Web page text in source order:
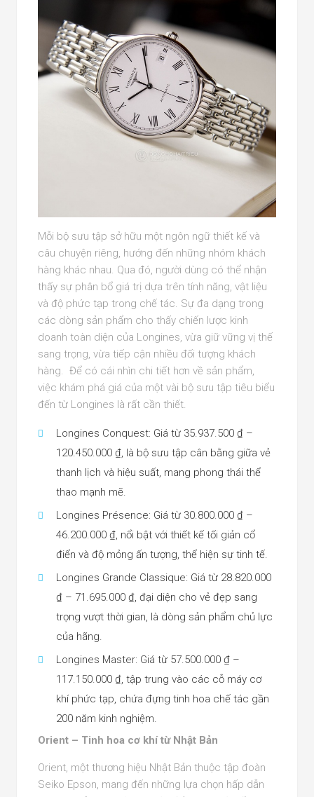
Mỗi bộ sưu tập sở hữu một ngôn ngữ thiết kế và
câu chuyện riêng, hướng đến những nhóm khách
hàng khác nhau. Qua đó, người dùng có thể nhận
thấy sự phân bổ giá trị dựa trên tính năng, vật liệu
và độ phức tạp trong chế tác. Sự đa dạng trong
các dòng sản phẩm cho thấy chiến lược kinh
doanh toàn diện của Longines, vừa giữ vững vị thế
sang trọng, vừa tiếp cận nhiều đối tượng khách
hàng. Để có cái nhìn chi tiết hơn về sản phẩm,
việc khám phá giá của một vài bộ sưu tập tiêu biểu
đến từ Longines là rất cần thiết.
Longines Conquest: Giá từ 35.937.500 ₫ –
120.450.000 ₫, là bộ sưu tập cân bằng giữa vẻ
thanh lịch và hiệu suất, mang phong thái thể
thao mạnh mẽ.
Longines Présence: Giá từ 30.800.000 ₫ –
46.200.000 ₫, nổi bật với thiết kế tối giản cổ
điển và độ mỏng ấn tượng, thể hiện sự tinh tế.
Longines Grande Classique: Giá từ 28.820.000
₫ – 71.695.000 ₫, đại diện cho vẻ đẹp sang
trọng vượt thời gian, là dòng sản phẩm chủ lực
của hãng.
Longines Master: Giá từ 57.500.000 ₫ –
117.150.000 ₫, tập trung vào các cỗ máy cơ
khí phức tạp, chứa đựng tinh hoa chế tác gần
200 năm kinh nghiệm.
Orient – Tinh hoa cơ khí từ Nhật Bản
Orient, một thương hiệu Nhật Bản thuộc tập đoàn
Seiko Epson, mang đến những lựa chọn hấp dẫn